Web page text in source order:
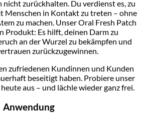
nicht zurückhalten. Du verdienst es, zu
Menschen in Kontakt zu treten – ohne
zu machen. Unser Oral Fresh Patch
Produkt: Es hilft, deinen Darm zu
an der Wurzel zu bekämpfen und
zurückzugewinnen.
zufriedenen Kundinnen und Kunden
beseitigt haben. Probiere unser
aus – und lächle wieder ganz frei.
Anwendung